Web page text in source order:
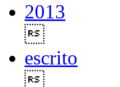
2013
escrito